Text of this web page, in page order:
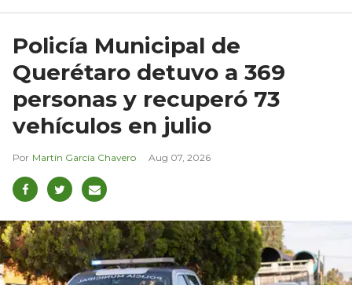
Policía Municipal de
Querétaro detuvo a 369
personas y recuperó 73
vehículos en julio
Martín García Chavero Aug 07, 2026